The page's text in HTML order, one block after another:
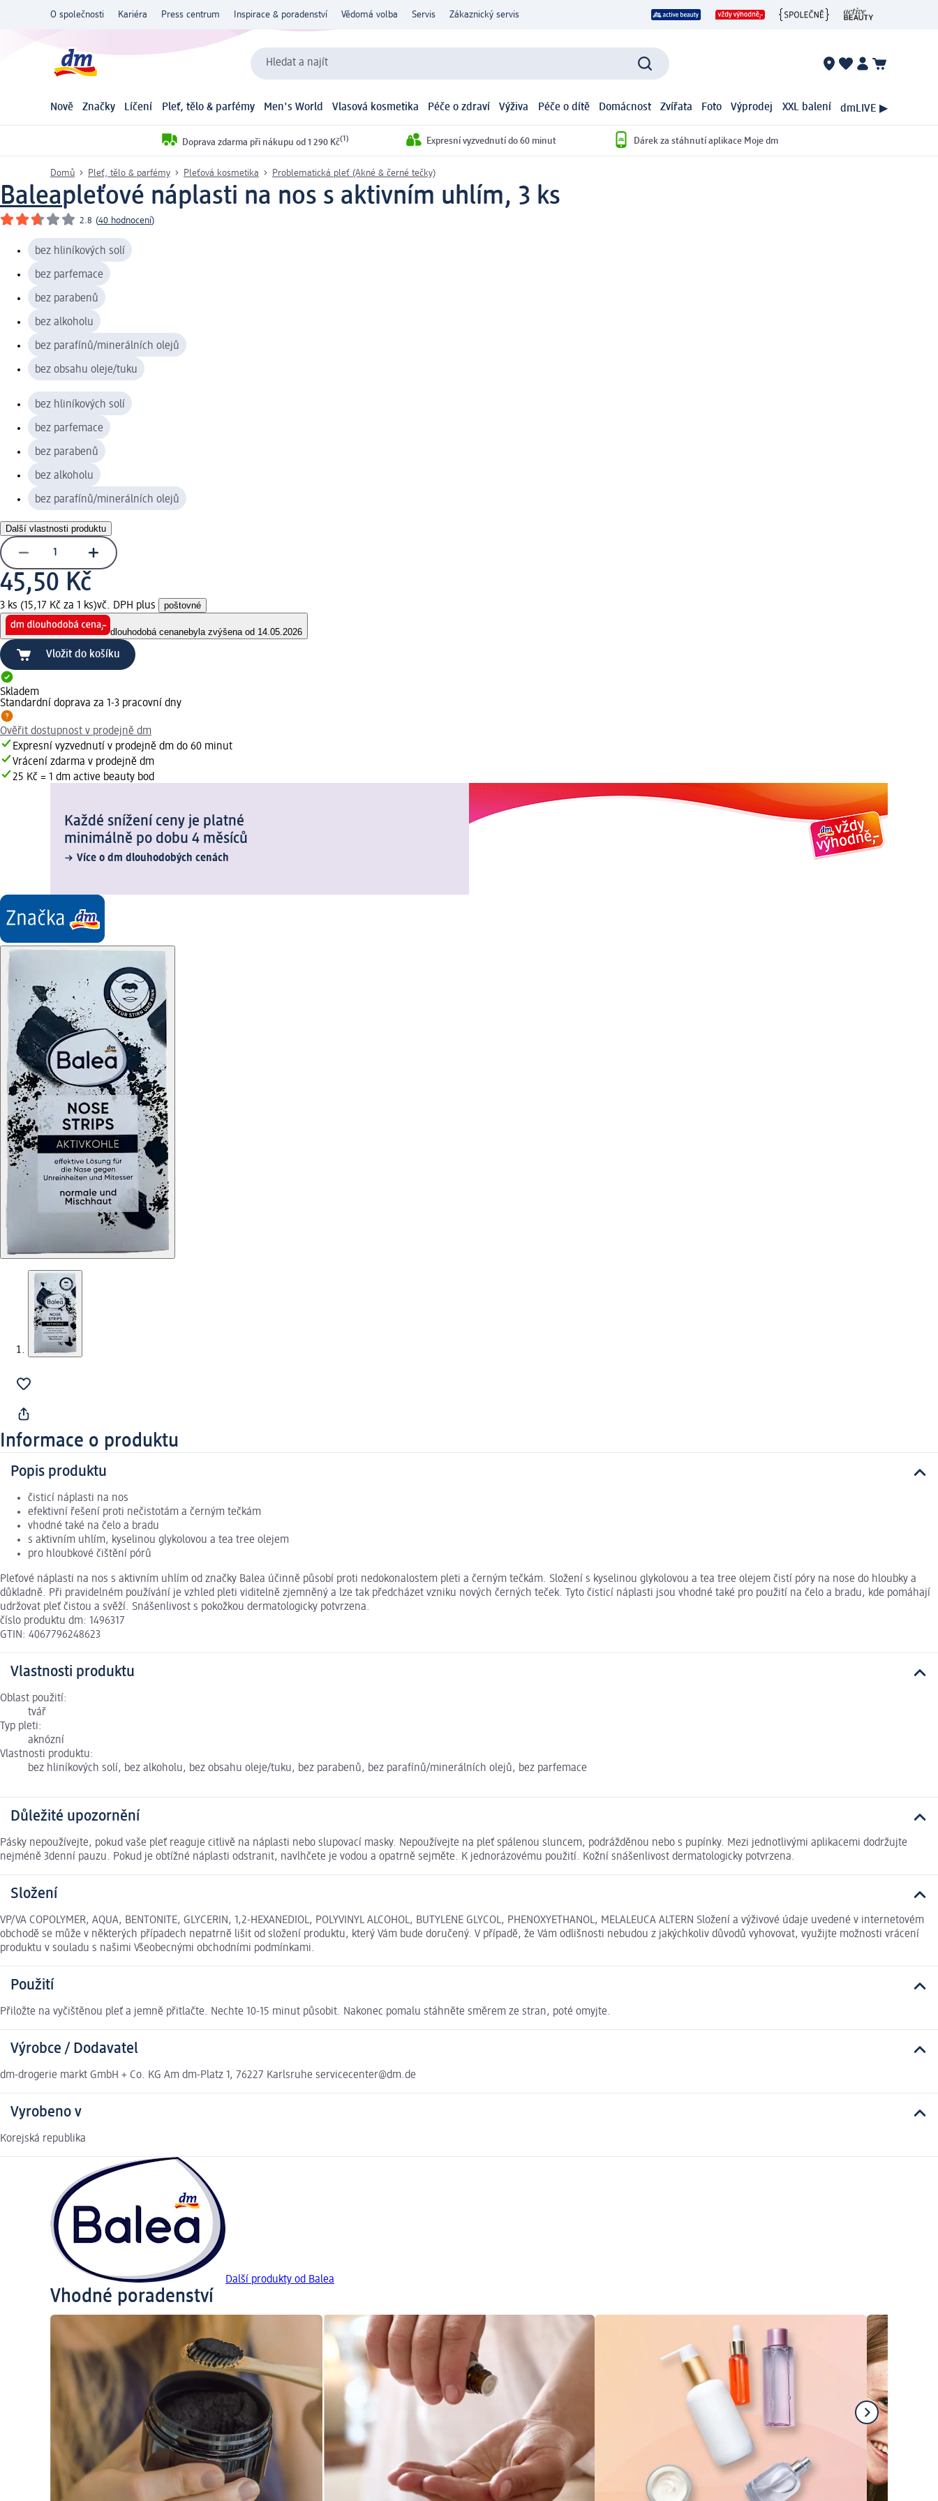
O společnosti Kariéra Press centrum Inspirace & poradenství Vědomá volba Servis Zákaznický servis
Hledat a najít
Nově Značky Líčení Pleť, tělo & parfémy Men's World Vlasová kosmetika Péče o zdraví Výživa Péče o dítě Domácnost Zvířata Foto Výprodej XXL balení dmLIVE ▶
Doprava zdarma při nákupu od 1 290 Kč(1) Expresní vyzvednutí do 60 minut Dárek za stáhnutí aplikace Moje dm
Domů Pleť, tělo & parfémy Pleťová kosmetika Problematická pleť (Akné & černé tečky)
Baleapleťové náplasti na nos s aktivním uhlím, 3 ks
2.8 (40 hodnocení)
bez hliníkových solí
bez parfemace
bez parabenů
bez alkoholu
bez parafínů/minerálních olejů
bez obsahu oleje/tuku
bez hliníkových solí
bez parfemace
bez parabenů
bez alkoholu
bez parafínů/minerálních olejů
Další vlastnosti produktu
45,50 Kč
3 ks (15,17 Kč za 1 ks)vč. DPH plus poštovné
dlouhodobá cenanebyla zvýšena od 14.05.2026
Vložit do košíku
Skladem
Standardní doprava za 1-3 pracovní dny
Ověřit dostupnost v prodejně dm
Expresní vyzvednutí v prodejně dm do 60 minut
Vrácení zdarma v prodejně dm
25 Kč = 1 dm active beauty bod
Každé snížení ceny je platné
minimálně po dobu 4 měsíců
Více o dm dlouhodobých cenách
Informace o produktu
Popis produktu
čisticí náplasti na nos
efektivní řešení proti nečistotám a černým tečkám
vhodné také na čelo a bradu
s aktivním uhlím, kyselinou glykolovou a tea tree olejem
pro hloubkové čištění pórů
Pleťové náplasti na nos s aktivním uhlím od značky Balea účinně působí proti nedokonalostem pleti a černým tečkám. Složení s kyselinou glykolovou a tea tree olejem čistí póry na nose do hloubky a
důkladně. Při pravidelném používání je vzhled pleti viditelně zjemněný a lze tak předcházet vzniku nových černých teček. Tyto čisticí náplasti jsou vhodné také pro použití na čelo a bradu, kde pomáhají
udržovat pleť čistou a svěží. Snášenlivost s pokožkou dermatologicky potvrzena.
číslo produktu dm: 1496317
GTIN: 4067796248623
Vlastnosti produktu
Oblast použití:
tvář
Typ pleti:
aknózní
Vlastnosti produktu:
bez hliníkových solí, bez alkoholu, bez obsahu oleje/tuku, bez parabenů, bez parafínů/minerálních olejů, bez parfemace
Důležité upozornění
Pásky nepoužívejte, pokud vaše pleť reaguje citlivě na náplasti nebo slupovací masky. Nepoužívejte na pleť spálenou sluncem, podrážděnou nebo s pupínky. Mezi jednotlivými aplikacemi dodržujte
nejméně 3denní pauzu. Pokud je obtížné náplasti odstranit, navlhčete je vodou a opatrně sejměte. K jednorázovému použití. Kožní snášenlivost dermatologicky potvrzena.
Složení
VP/VA COPOLYMER, AQUA, BENTONITE, GLYCERIN, 1,2-HEXANEDIOL, POLYVINYL ALCOHOL, BUTYLENE GLYCOL, PHENOXYETHANOL, MELALEUCA ALTERN Složení a výživové údaje uvedené v internetovém
obchodě se může v některých případech nepatrně lišit od složení produktu, který Vám bude doručený. V případě, že Vám odlišnosti nebudou z jakýchkoliv důvodů vyhovovat, využijte možnosti vrácení
produktu v souladu s našimi Všeobecnými obchodními podmínkami.
Použití
Přiložte na vyčištěnou pleť a jemně přitlačte. Nechte 10-15 minut působit. Nakonec pomalu stáhněte směrem ze stran, poté omyjte.
Výrobce / Dodavatel
dm-drogerie markt GmbH + Co. KG Am dm-Platz 1, 76227 Karlsruhe servicecenter@dm.de
Vyrobeno v
Korejská republika
Další produkty od Balea
Vhodné poradenství